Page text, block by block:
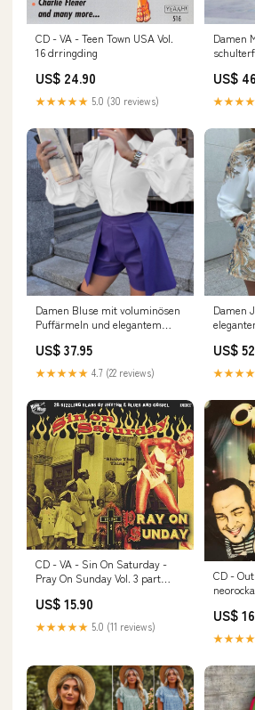
CD - VA - Teen Town USA Vol.
16 drringding
US$ 24.90
★★★★★ 5.0 (30 reviews)
Damen
Drune
US$
Damen Bluse mit voluminösen
Puffärmeln und elegantem
US$ 37.95
★★★★★ 4.7 (22 reviews)
Damen
kette
US$
CD - VA - Sin On Saturday -
Pray On Sunday Vol. 3 part
US$ 15.90
★★★★★ 5.0 (11 reviews)
CD -
US$